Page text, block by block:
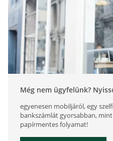
Még nem ügyfelünk?
egyenesen mobiljáról, egy
bankszámlát gyorsabban,
papírmentes folyamat!